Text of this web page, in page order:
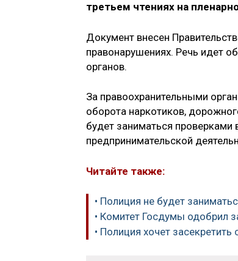
третьем чтениях на
Документ внесен
правонарушениях. Речь идет
органов.
За правоохранительными
оборота наркотиков,
будет заниматься
предпринимательской
Читайте также:
• Полиция не будет
• Комитет Госдумы одобрил
• Полиция хочет засекретить